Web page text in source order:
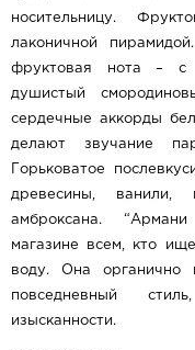
носительницу.
лаконичной
фруктовая нота – с
душистый
сердечные аккорды
делают звучание
Горьковатое
древесины, ванили,
амброксана.
магазине всем, кто
воду. Она
повседневный
изысканности.